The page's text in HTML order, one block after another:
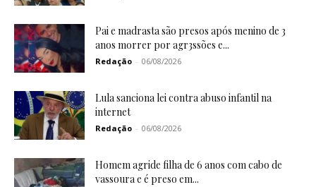
Pai e madrasta são presos após menino de 3
anos morrer por agr3ssões e...
Redação - 06/08/2026
Lula sanciona lei contra abuso infantil na
internet
Redação - 06/08/2026
Homem agride filha de 6 anos com cabo de
vassoura e é preso em...